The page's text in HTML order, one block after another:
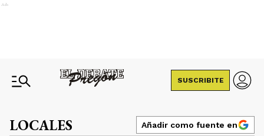
Ads
SUSCRIBITE
LOCALES Añadir como fuente en